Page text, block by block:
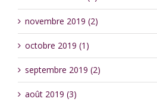
novembre 2019 (2)
octobre 2019 (1)
septembre 2019 (2)
août 2019 (3)